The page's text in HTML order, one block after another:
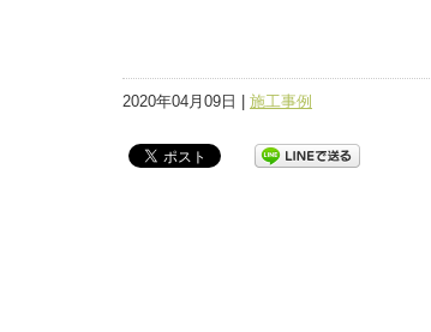
2020年04月09日 | 施工事例